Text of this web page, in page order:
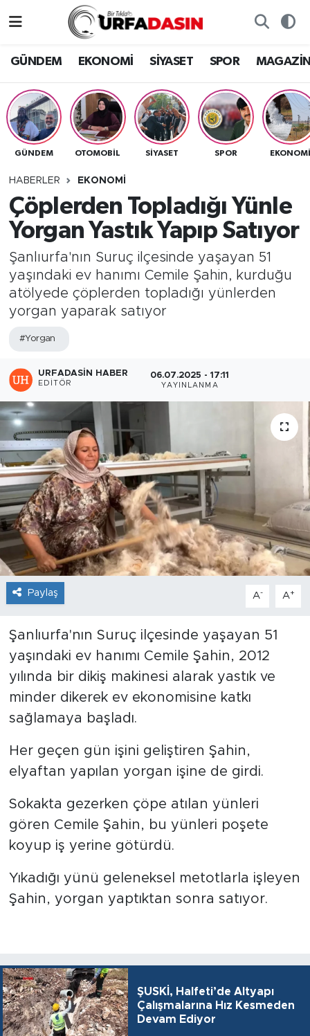
GÜNDEM EKONOMİ SİYASET SPOR
GÜNDEM OTOMOBİL SİYASET SPOR EKONOMİ
HABERLER EKONOMİ
Çöplerden Topladığı Yünle
Yorgan Yastık Yapıp Satıyor
Şanlıurfa'nın Suruç ilçesinde yaşayan 51
yaşındaki ev hanımı Cemile Şahin, kurduğu
atölyede çöplerden topladığı yünlerden
yorgan yaparak satıyor
#Yorgan
URFADASIN HABER
EDITÖR
06.07.2025 - 17:11
YAYINLANMA
Paylaş A- A+
Şanlıurfa'nın Suruç ilçesinde yaşayan 51
yaşındaki ev hanımı Cemile Şahin, 2012
yılında bir dikiş makinesi alarak yastık ve
minder dikerek ev ekonomisine katkı
sağlamaya başladı.
Her geçen gün işini geliştiren Şahin,
elyaftan yapılan yorgan işine de girdi.
Sokakta gezerken çöpe atılan yünleri
gören Cemile Şahin, bu yünleri poşete
koyup iş yerine götürdü.
Yıkadığı yünü geleneksel metotlarla işleyen
Şahin, yorgan yaptıktan sonra satıyor.
ŞUSKİ, Halfeti’de Altyapı
Çalışmalarına Hız Kesmeden
Devam Ediyor
EKONOMİ
SİYASET
SPOR
SAĞLIK
TEKNOLOJİ
OTOMOBİL
Gizlilik ve Güvenlik Politikası
İletişim
Nöbetçi Eczaneler
Hava Durumu
Namaz Vakitleri
Trafik Durumu
Tüm Manşetler
Son Dakika Haberleri
Haber Arşivi